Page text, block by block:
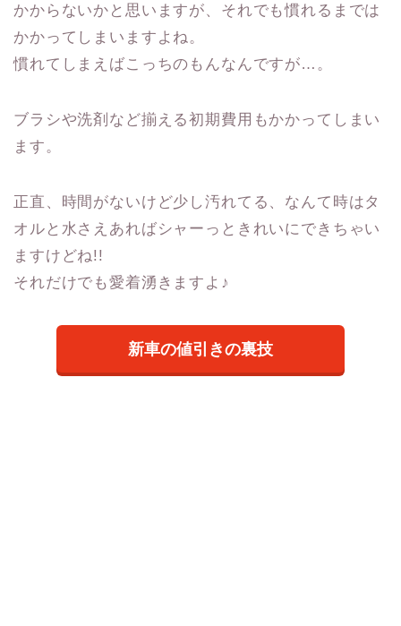
かからないかと思いますが、それでも慣れるまでは
かかってしまいますよね。
慣れてしまえばこっちのもんなんですが…。
ブラシや洗剤など揃える初期費用もかかってしまい
ます。
正直、時間がないけど少し汚れてる、なんて時はタ
オルと水さえあればシャーっときれいにできちゃい
ますけどね!!
それだけでも愛着湧きますよ♪
新車の値引きの裏技